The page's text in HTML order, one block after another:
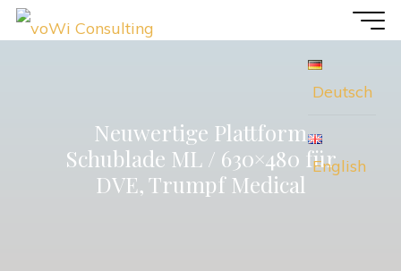
Zum
Inhalt
Deutsch
English
Neuwertige Plattform
Schublade ML / 630×480 für
DVE, Trumpf Medical